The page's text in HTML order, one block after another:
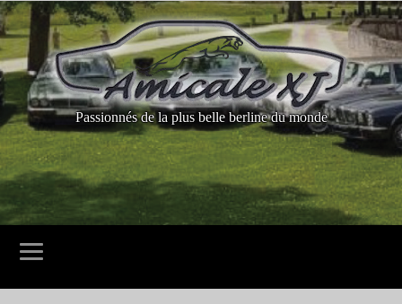
Passionnés de la plus belle berline du monde